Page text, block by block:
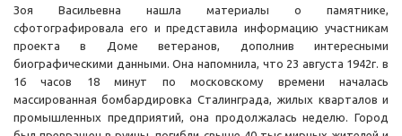
Зоя Васильевна нашла материалы о памятнике,
сфотографировала его и представила информацию участникам
проекта в Доме ветеранов, дополнив интересными
биографическими данными. Она напомнила, что 23 августа 1942г. в
16 часов 18 минут по московскому времени началась
массированная бомбардировка Сталинграда, жилых кварталов и
промышленных предприятий, она продолжалась неделю. Город